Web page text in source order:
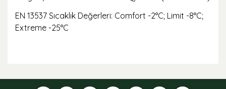
EN 13537 Sıcaklık Değerleri: Comfort -2°C; Limit -8°C;
Extreme -25°C
formunu kullanarak tarafımıza iletebilirsiniz.